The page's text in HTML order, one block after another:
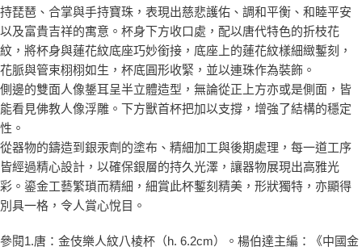
持琵琶、合掌與手持寶珠，表現出慈悲護佑、調和平衡、和睦平安
以及富貴吉祥的寓意。杯身下方收口處，配以唐代特色的折枝花
紋，將杯身與蓮花紋底座巧妙銜接，底座上的蓮花紋樣細緻鏨刻，
花脈與管束栩栩如生，杯底圓形收緊，並以連珠作為裝飾。
側邊的雙面人像鋬耳呈半立體造型，無論從正上方亦或是側面，皆
能看見佛教人像浮雕。下方獸首杯把加以支撐，增強了結構的穩定
性。
從器物的鑄造到銀汞劑的塗布、精細加工與後期處理，每一道工序
皆經過精心設計，以確保銀層的持久光澤，讓器物展現出高雅光
彩。鎏金工藝繁瑣而精細，細賞此杯鏨刻精美，形狀獨特，亦顯得
別具一格，令人賞心悅目。
參閱1.唐：金伎樂人紋八棱杯（h. 6.2cm）。楊伯達主編：《中國金